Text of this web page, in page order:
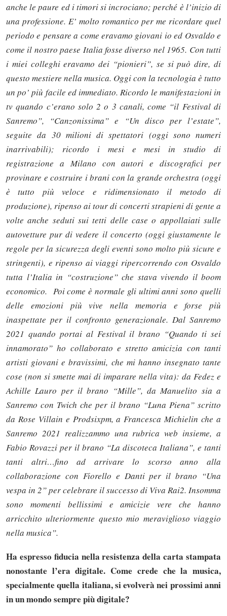
anche le paure ed i timori si incrociano; perché è l’inizio di
una professione. E’ molto romantico per me ricordare quel
periodo e pensare a come eravamo giovani io ed Osvaldo e
come il nostro paese Italia fosse diverso nel 1965. Con tutti
i miei colleghi eravamo dei “pionieri”, se si può dire, di
questo mestiere nella musica. Oggi con la tecnologia è tutto
un po’ più facile ed immediato. Ricordo le manifestazioni in
tv quando c’erano solo 2 o 3 canali, come “il Festival di
Sanremo”, “Canzonissima” e “Un disco per l’estate”,
seguite da 30 milioni di spettatori (oggi sono numeri
inarrivabili); ricordo i mesi e mesi in studio di
registrazione a Milano con autori e discografici per
provinare e costruire i brani con la grande orchestra (oggi
è tutto più veloce e ridimensionato il metodo di
produzione), ripenso ai tour di concerti strapieni di gente a
volte anche seduti sui tetti delle case o appollaiati sulle
autovetture pur di vedere il concerto (oggi giustamente le
regole per la sicurezza degli eventi sono molto più sicure e
stringenti), e ripenso ai viaggi ripercorrendo con Osvaldo
tutta l’Italia in “costruzione” che stava vivendo il boom
economico. Poi come è normale gli ultimi anni sono quelli
delle emozioni più vive nella memoria e forse più
inaspettate per il confronto generazionale. Dal Sanremo
2021 quando portai al Festival il brano “Quando ti sei
innamorato” ho collaborato e stretto amicizia con tanti
artisti giovani e bravissimi, che mi hanno insegnato tante
cose (non si smette mai di imparare nella vita): da Fedez e
Achille Lauro per il brano “Mille”, da Manuelito sia a
Sanremo con Twich che per il brano “Luna Piena” scritto
da Rose Villain e Prodsixpm, a Francesca Michielin che a
Sanremo 2021 realizzammo una rubrica web insieme, a
Fabio Rovazzi per il brano “La discoteca Italiana”, e tanti
tanti altri…fino ad arrivare lo scorso anno alla
collaborazione con Fiorello e Danti per il brano “Una
vespa in 2” per celebrare il successo di Viva Rai2. Insomma
sono momenti bellissimi e amicizie vere che hanno
arricchito ulteriormente questo mio meraviglioso viaggio
nella musica”.
Ha espresso fiducia nella resistenza della carta stampata
nonostante l’era digitale. Come crede che la musica,
specialmente quella italiana, si evolverà nei prossimi anni
in un mondo sempre più digitale?